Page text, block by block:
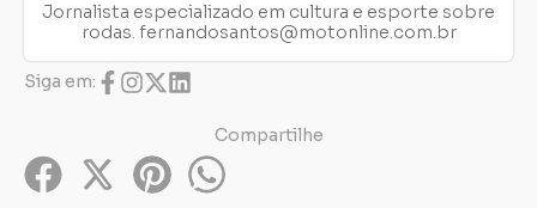
Jornalista especializado em cultura e esporte sobre
rodas. fernandosantos@motonline.com.br
Siga em:
Compartilhe